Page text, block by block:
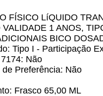
FÍSICO LíQUIDO
1 ANOS,
BICO
Tipo I - Participação
Não
Preferência: Não
Frasco 65,00 ML